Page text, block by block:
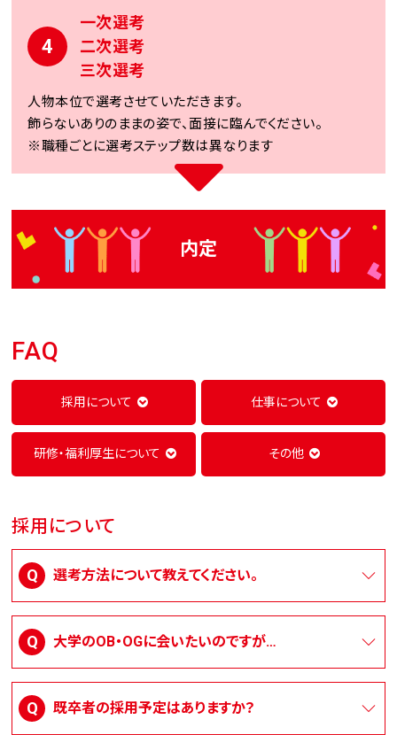
4
一次選考
二次選考
三次選考
人物本位で選考させていただきます。
飾らないありのままの姿で、面接に臨んでください。
※職種ごとに選考ステップ数は異なります
内定
FAQ
採用について 仕事について
研修・福利厚生について その他
採用について
選考方法について教えてください。
大学のOB・OGに会いたいのですが…
既卒者の採用予定はありますか？